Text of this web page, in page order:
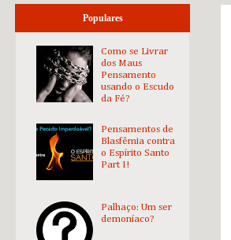
Populares
Como se Livrar
dos Maus
Pensamento
usando o Escudo
da Fé?
Pensamentos de
Blasfêmia contra
o Espírito Santo
Part I!
Palhaço: Um ser
demoníaco?